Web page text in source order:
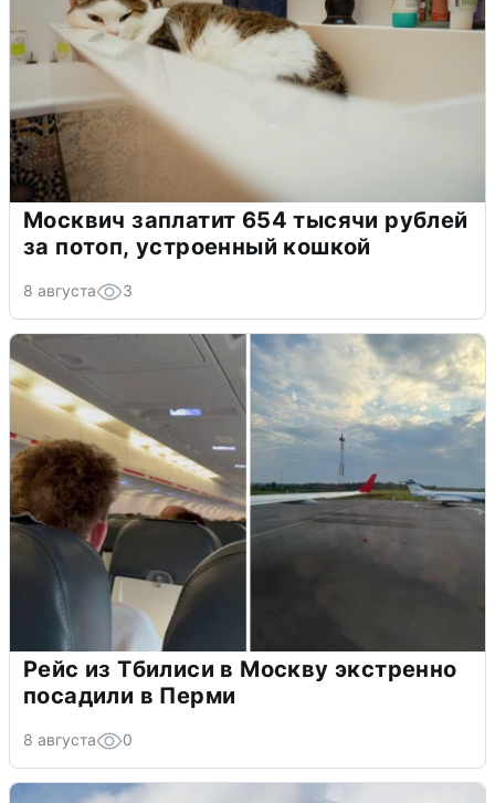
Москвич заплатит 654 тысячи рублей
за потоп, устроенный кошкой
8 августа 3
Рейс из Тбилиси в Москву экстренно
посадили в Перми
8 августа 0